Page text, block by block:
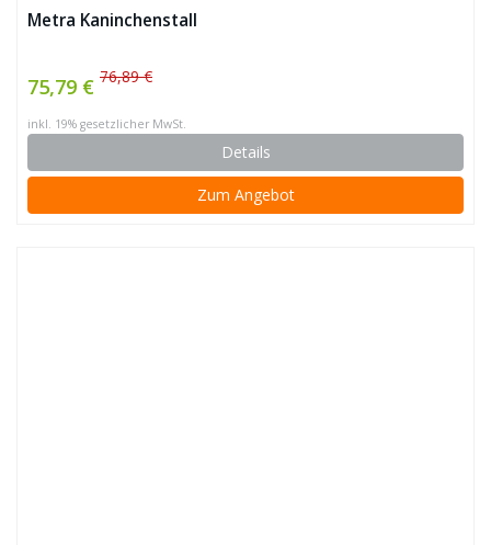
Metra Kaninchenstall
75,79 € 76,89 €
inkl. 19% gesetzlicher MwSt.
Details
Zum Angebot